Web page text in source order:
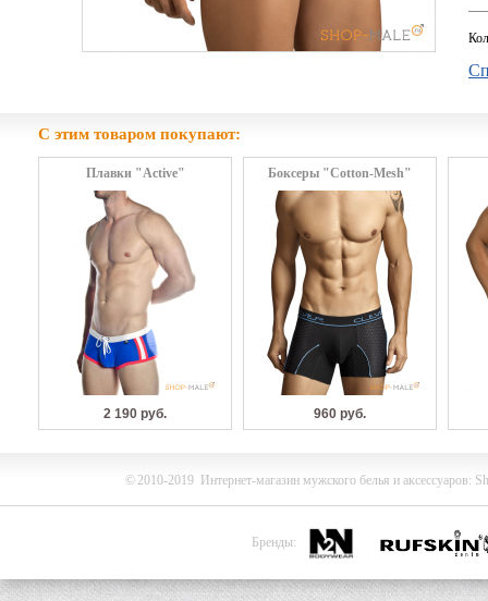
С этим товаром покупают:
Плавки "Active"
2 190 руб.
Боксеры "Cotton-Mesh"
960 руб.
©2010-2019 Интернет-магазин мужского белья и аксессуаров:
Бренды: